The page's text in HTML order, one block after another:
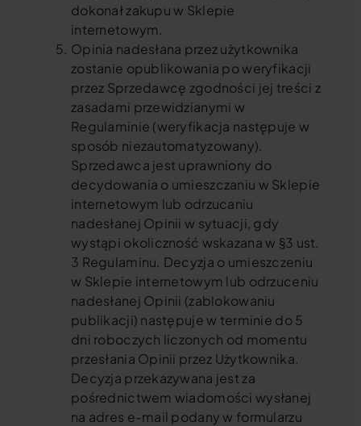
dokonał zakupu w Sklepie
internetowym.
Opinia nadesłana przez użytkownika
zostanie opublikowania po weryfikacji
przez Sprzedawcę zgodności jej treści z
zasadami przewidzianymi w
Regulaminie (weryfikacja następuje w
sposób niezautomatyzowany).
Sprzedawca jest uprawniony do
decydowania o umieszczaniu w Sklepie
internetowym lub odrzucaniu
nadesłanej Opinii w sytuacji, gdy
wystąpi okoliczność wskazana w §3 ust.
3 Regulaminu. Decyzja o umieszczeniu
w Sklepie internetowym lub odrzuceniu
nadesłanej Opinii (zablokowaniu
publikacji) następuje w terminie do 5
dni roboczych liczonych od momentu
przesłania Opinii przez Użytkownika.
Decyzja przekazywana jest za
pośrednictwem wiadomości wysłanej
na adres e-mail podany w formularzu